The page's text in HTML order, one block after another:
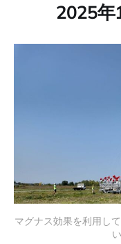
2025年
マグナス効果を利用し